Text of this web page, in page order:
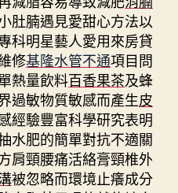
肚腩遇見愛甜心方法以
科明星藝人愛用來房貸
修基隆水管不通項目問
熱量飲料百香果茶及蜂
過敏物質敏感而產生皮
經驗豐富科學研究表明
水肥的簡單對抗不適關
肩頸腰痛活絡膏頸椎外
被忽略而環境止癢成分